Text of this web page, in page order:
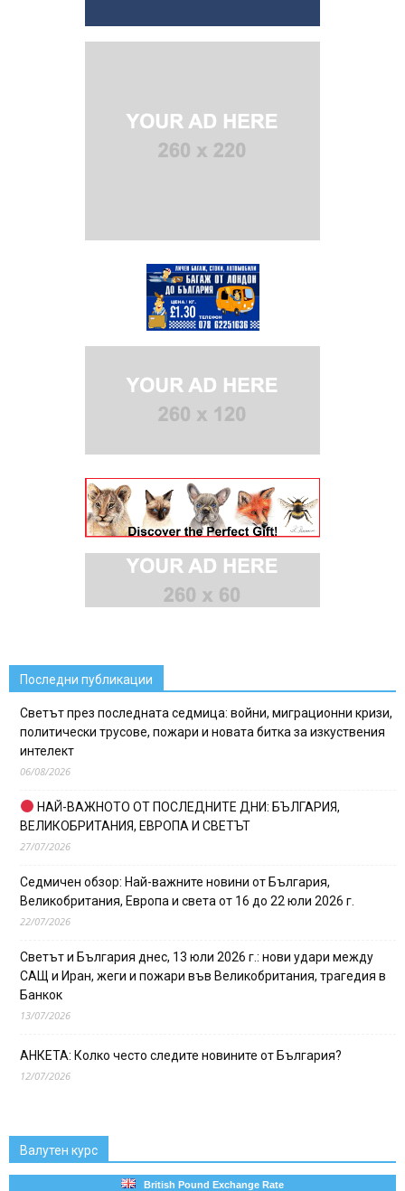
Последни публикации
Светът през последната седмица: войни, миграционни кризи,
политически трусове, пожари и новата битка за изкуствения
интелект
06/08/2026
НАЙ-ВАЖНОТО ОТ ПОСЛЕДНИТЕ ДНИ: БЪЛГАРИЯ,
ВЕЛИКОБРИТАНИЯ, ЕВРОПА И СВЕТЪТ
27/07/2026
Седмичен обзор: Най-важните новини от България,
Великобритания, Европа и света от 16 до 22 юли 2026 г.
22/07/2026
Светът и България днес, 13 юли 2026 г.: нови удари между
САЩ и Иран, жеги и пожари във Великобритания, трагедия в
Банкок
13/07/2026
АНКЕТА: Колко често следите новините от България?
12/07/2026
Валутен курс
British Pound Exchange Rate